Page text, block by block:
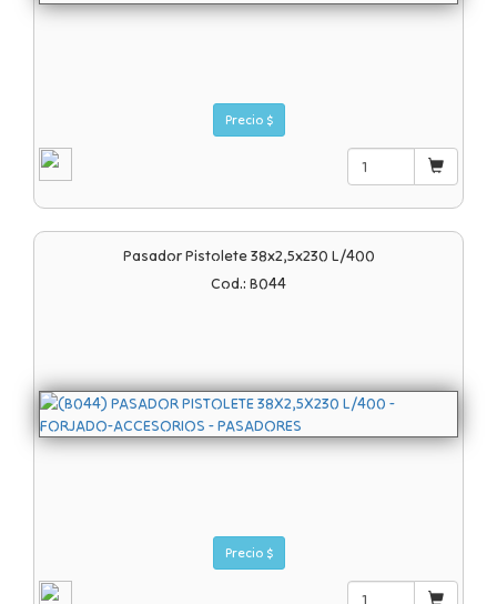
Precio $
Pasador Pistolete 38x2,5x230 L/400
Cod.: B044
Precio $